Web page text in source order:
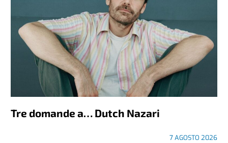
Tre domande a… Dutch Nazari
7 AGOSTO 2026